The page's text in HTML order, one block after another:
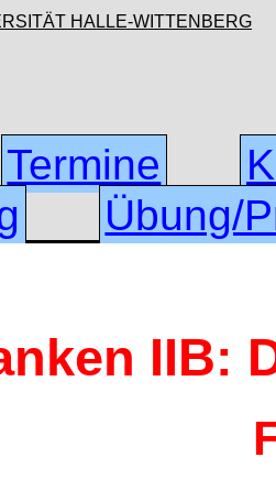
HALLE-WITTENBERG
Termine
Übung/
IIB: